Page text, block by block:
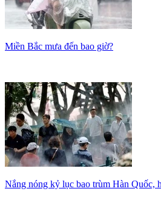
Miền Bắc mưa đến bao giờ?
Nắng nóng kỷ lục bao trùm Hàn Quốc,